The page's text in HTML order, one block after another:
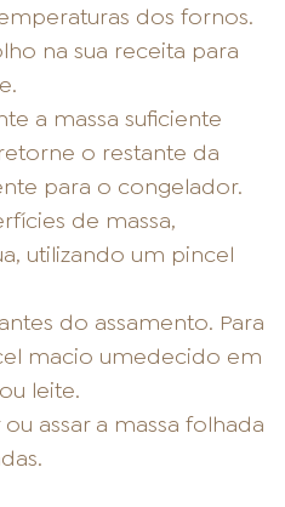
dos fornos.
na sua receita para
a massa suficiente
o restante da
para o congelador.
de massa,
utilizando um pincel
do assamento. Para
macio umedecido em
leite.
assar a massa folhada